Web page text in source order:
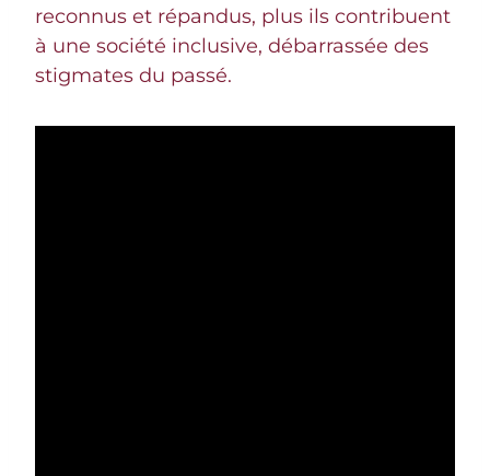
reconnus et répandus, plus ils contribuent
à une société inclusive, débarrassée des
stigmates du passé.